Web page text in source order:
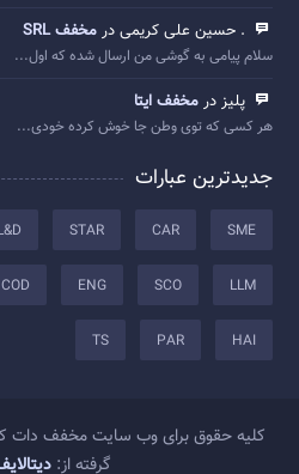
. حسین علی کریمی در مخفف SRL
سلام پیامی به گوشی من ارسال شده که اول...
پلیز در مخفف ایتا
هر کسی که توی وطن جا خوش کرده خودی...
جدیدترین عبارات
SME
CAR
STAR
LLM
SCO
ENG
COD
HAI
PAR
TS
کلیه حقوق برای وب سایت مخفف
گرفته از: